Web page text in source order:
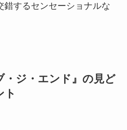
錯するセンセーショナルな
・ジ・エンド』の見ど
ト